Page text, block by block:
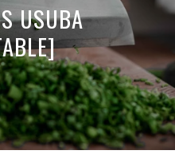
USUBA